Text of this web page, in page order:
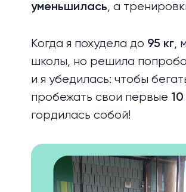
уменьшилась, а
Когда я похудела до 95 кг,
школы, но решила
и я убедилась: чтобы
пробежать свои первые
гордилась собой!